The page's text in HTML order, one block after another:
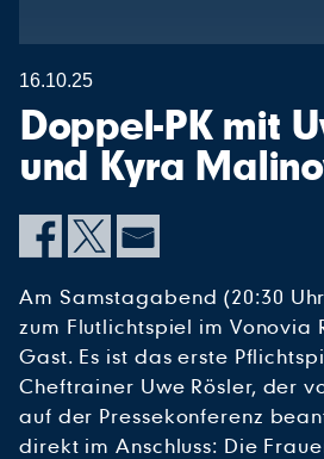
16.10.25
Doppel-PK mit
und Kyra
Am Samstagabend (20:30
zum Flutlichtspiel im Vonovia
Gast. Es ist das erste
Cheftrainer Uwe Rösler, der
auf der Pressekonferenz
direkt im Anschluss: Die